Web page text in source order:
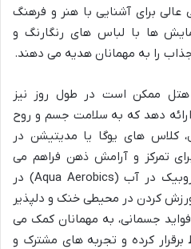
عالی برای آشنایی با هنر و فرهنگ
ها با لباس های رنگارنگ و
را به مهمانان هدیه می دهند.
هتل ممکن است در طول روز نیز
دهد که به سلامت جسم و روح
کلاس های یوگا یا مدیتیشن در
تمرکز و آرامش ذهن فراهم می
آورند. همچنین، کلاس های ایروبیک در آب (Aqua Aerobics) در
کردن در محیطی خنک و دلپذیر
جسمانی، به مهمانان کمک می
برقرار کرده و تجربه های مشترک و